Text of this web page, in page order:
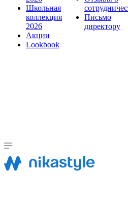
Школьная
коллекция
2026
Акции
Lookbook
Письмо
директору